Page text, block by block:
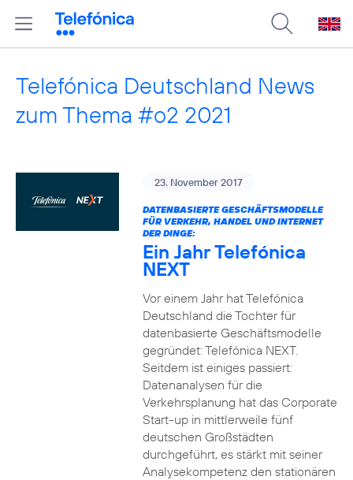
Telefónica Deutschland News
zum Thema #o2 2021
23. November 2017
DATENBASIERTE GESCHÄFTSMODELLE
FÜR VERKEHR, HANDEL UND INTERNET
DER DINGE:
Ein Jahr Telefónica
NEXT
Vor einem Jahr hat Telefónica
Deutschland die Tochter für
datenbasierte Geschäftsmodelle
gegründet: Telefónica NEXT.
Seitdem ist einiges passiert:
Datenanalysen für die
Verkehrsplanung hat das Corporate
Start-up in mittlerweile fünf
deutschen Großstädten
durchgeführt, es stärkt mit seiner
Analysekompetenz den stationären